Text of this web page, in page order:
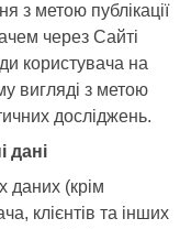
з метою публікації
через Сайті
користувача на
вигляді з метою
досліджень.
дані
даних (крім
клієнтів та інших